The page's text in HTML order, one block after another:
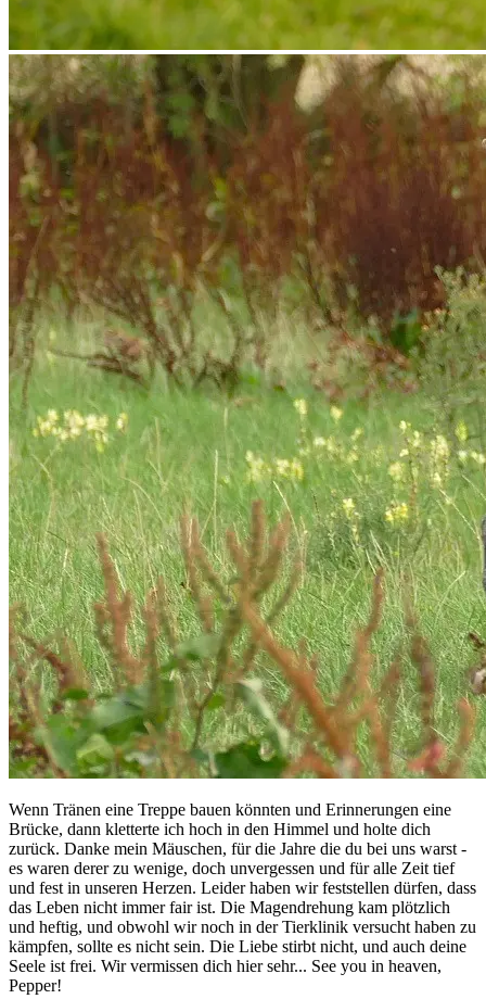
Wenn Tränen eine Treppe bauen könnten und Erinnerungen eine
Brücke, dann kletterte ich hoch in den Himmel und holte dich
zurück. Danke mein Mäuschen, für die Jahre die du bei uns warst -
es waren derer zu wenige, doch unvergessen und für alle Zeit tief
und fest in unseren Herzen. Leider haben wir feststellen dürfen, dass
das Leben nicht immer fair ist. Die Magendrehung kam plötzlich
und heftig, und obwohl wir noch in der Tierklinik versucht haben zu
kämpfen, sollte es nicht sein. Die Liebe stirbt nicht, und auch deine
Seele ist frei. Wir vermissen dich hier sehr... See you in heaven,
Pepper!